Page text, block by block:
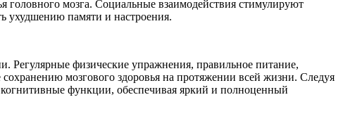
мозга. Социальные взаимодействия стимулируют
ухудшению памяти и настроения.
Регулярные физические упражнения, правильное питание,
мозгового здоровья на протяжении всей жизни. Следуя
функции, обеспечивая яркий и полноценный